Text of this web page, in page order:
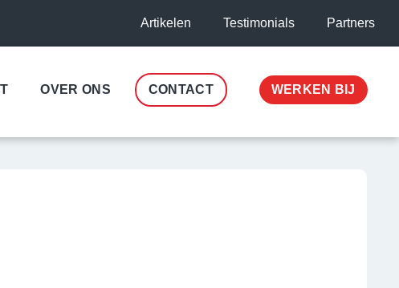
Artikelen Testimonials Partners
OVER ONS CONTACT WERKEN BIJ